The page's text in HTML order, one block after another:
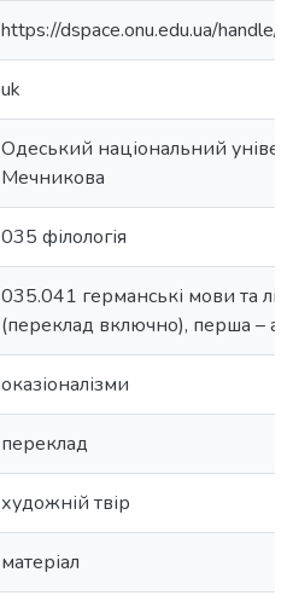
https://dspace.onu.edu.ua/
uk
Одеський національний
Мечникова
035 філологія
035.041 германські мови та
(переклад включно), перша –
оказіоналізми
переклад
художній твір
матеріал